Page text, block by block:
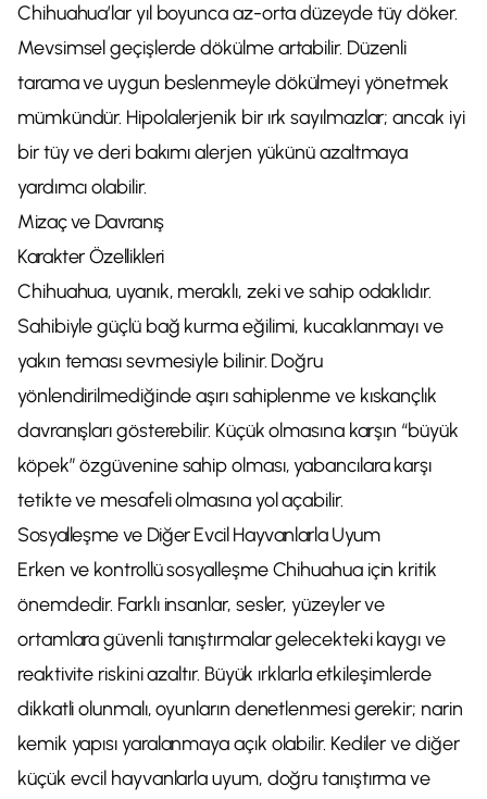
Chihuahua’lar yıl boyunca az-orta düzeyde tüy döker.
Mevsimsel geçişlerde dökülme artabilir. Düzenli
tarama ve uygun beslenmeyle dökülmeyi yönetmek
mümkündür. Hipolalerjenik bir ırk sayılmazlar; ancak iyi
bir tüy ve deri bakımı alerjen yükünü azaltmaya
yardımcı olabilir.
Mizaç ve Davranış
Karakter Özellikleri
Chihuahua, uyanık, meraklı, zeki ve sahip odaklıdır.
Sahibiyle güçlü bağ kurma eğilimi, kucaklanmayı ve
yakın teması sevmesiyle bilinir. Doğru
yönlendirilmediğinde aşırı sahiplenme ve kıskançlık
davranışları gösterebilir. Küçük olmasına karşın “büyük
köpek” özgüvenine sahip olması, yabancılara karşı
tetikte ve mesafeli olmasına yol açabilir.
Sosyalleşme ve Diğer Evcil Hayvanlarla Uyum
Erken ve kontrollü sosyalleşme Chihuahua için kritik
önemdedir. Farklı insanlar, sesler, yüzeyler ve
ortamlara güvenli tanıştırmalar gelecekteki kaygı ve
reaktivite riskini azaltır. Büyük ırklarla etkileşimlerde
dikkatli olunmalı, oyunların denetlenmesi gerekir; narin
kemik yapısı yaralanmaya açık olabilir. Kediler ve diğer
küçük evcil hayvanlarla uyum, doğru tanıştırma ve